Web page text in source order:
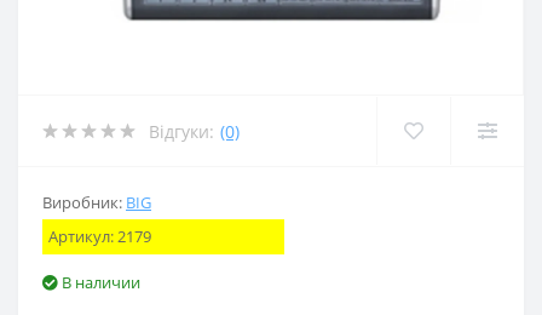
Відгуки: (0)
Виробник: BIG
Артикул:2179
В наличии